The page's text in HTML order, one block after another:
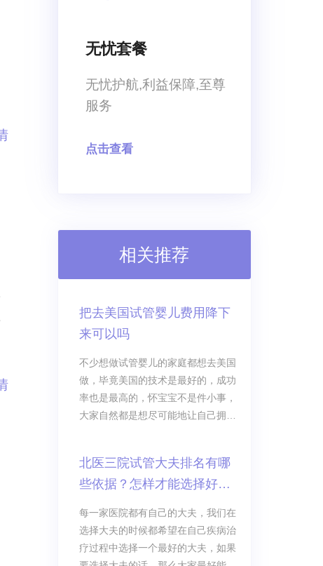
无忧套餐
无忧护航,利益保障,至尊
服务
点击查看
相关推荐
把去美国试管婴儿费用降下
来可以吗
不少想做试管婴儿的家庭都想去美国
做，毕竟美国的技术是最好的，成功
率也是最高的，怀宝宝不是件小事，
大家自然都是想尽可能地让自己拥有
点大家都是应该特别注意的，那就是
去美国试管婴儿费用的问题。
北医三院试管大夫排名有哪
些依据？怎样才能选择好大
夫？
每一家医院都有自己的大夫，我们在
选择大夫的时候都希望在自己疾病治
疗过程中选择一个最好的大夫，如果